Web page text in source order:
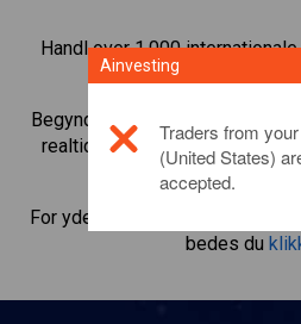
Handl over 1.000
CFD-
Begynd at handle CFD’er med
realtidskurser og
aktien.
For yderligere oplysninger om
bedes du
Ainvesting
Traders from
(United States)
accepted.